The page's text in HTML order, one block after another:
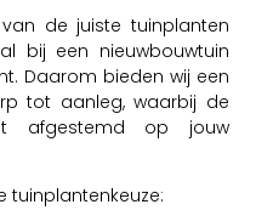
de juiste tuinplanten
bij een nieuwbouwtuin
Daarom bieden wij een
tot aanleg, waarbij de
afgestemd op jouw
tuinplantenkeuze: